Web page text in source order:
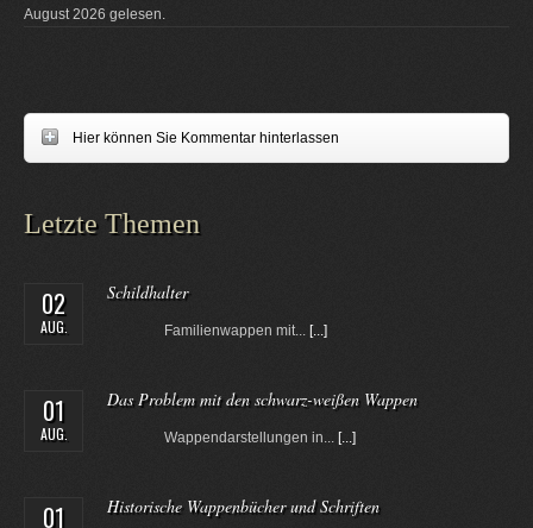
August 2026 gelesen.
Hier können Sie Kommentar hinterlassen
Letzte Themen
02
AUG.
Schildhalter
Familienwappen mit... [...]
01
AUG.
Das Problem mit den schwarz-weißen Wappen
Wappendarstellungen in... [...]
01 Historische Wappenbücher und Schriften